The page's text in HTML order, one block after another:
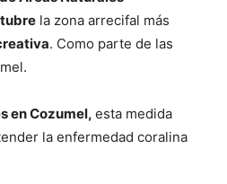
la zona arrecifal más
. Como parte de las
en Cozumel, esta medida
la enfermedad coralina